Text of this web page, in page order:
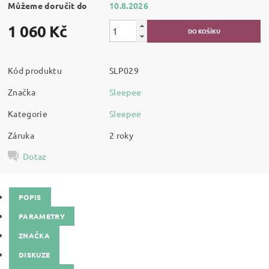
Můžeme doručit do 10.8.2026
1 060 Kč
Kód produktu
SLP029
Značka
Sleepee
Kategorie
Sleepee
Záruka
2 roky
Dotaz
POPIS
PARAMETRY
ZNAČKA
DISKUZE